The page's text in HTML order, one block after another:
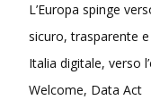
L’Europa spinge
sicuro, trasparente
Italia digitale, verso
Welcome, Data Act